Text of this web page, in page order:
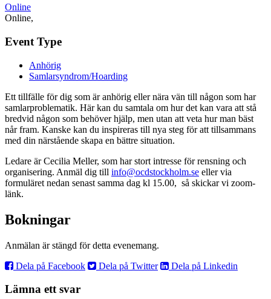
Online
Online,
Event Type
Anhörig
Samlarsyndrom/Hoarding
Ett tillfälle för dig som är anhörig eller nära vän till någon som har
samlarproblematik. Här kan du samtala om hur det kan vara att stå
bredvid någon som behöver hjälp, men utan att veta hur man bäst
når fram. Kanske kan du inspireras till nya steg för att tillsammans
med din närstående skapa en bättre situation.
Ledare är Cecilia Meller, som har stort intresse för rensning och
organisering. Anmäl dig till info@ocdstockholm.se eller via
formuläret nedan senast samma dag kl 15.00, så skickar vi zoom-
länk.
Bokningar
Anmälan är stängd för detta evenemang.
Dela på Facebook
Dela på Twitter Dela på Linkedin
Lämna ett svar